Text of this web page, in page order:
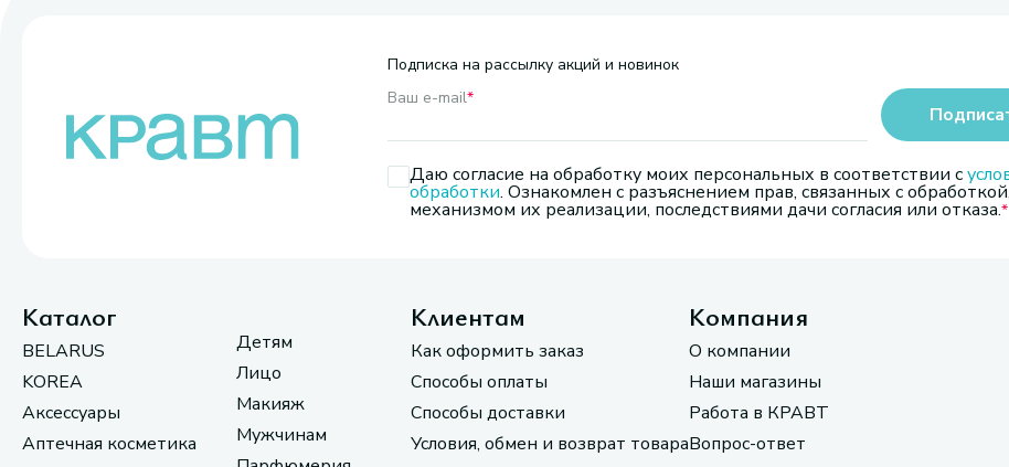
Подписка на рассылку акций и новинок
Ваш e-mail*
Даю согласие на обработку моих персональных в соответствии с
обработки. Ознакомлен с разъяснением прав, связанных с обработкой,
механизмом их реализации, последствиями дачи согласия или отказа.
Каталог
BELARUS
KOREA
Аксессуары
Аптечная косметика
Детям
Лицо
Макияж
Мужчинам
Клиентам
Как оформить заказ
Способы оплаты
Способы доставки
Условия, обмен и возврат товара
Компания
О компании
Наши магазины
Работа в КРАВТ
Вопрос-ответ